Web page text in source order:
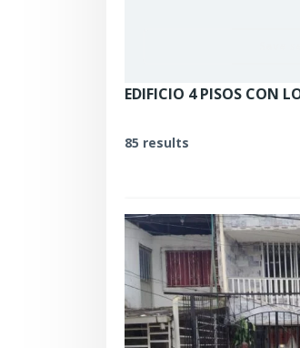
EDIFICIO 4 PISOS CON
85 results